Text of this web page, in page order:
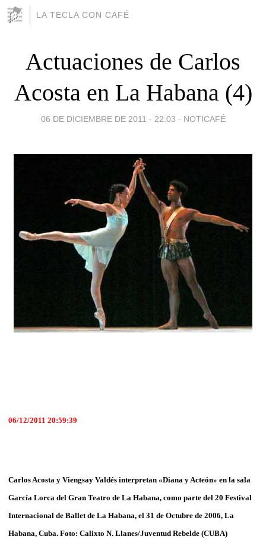
LA TECLA CON CAFÉ
Actuaciones de Carlos
Acosta en La Habana (4)
06 DE DICIEMBRE DE 2011 - 22:03 - NOTICAFÉ
06/12/2011 20:59:39
Carlos Acosta y Viengsay Valdés interpretan «Diana y Acteón» en la sala
García Lorca del Gran Teatro de La Habana, como parte del 20 Festival
Internacional de Ballet de La Habana, el 31 de Octubre de 2006, La
Habana, Cuba. Foto: Calixto N. Llanes/Juventud Rebelde (CUBA)